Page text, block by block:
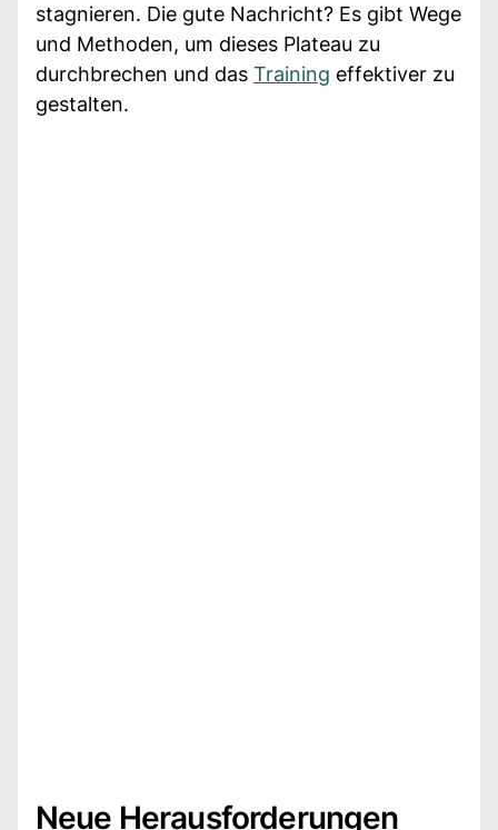
stagnieren. Die gute Nachricht? Es gibt Wege
und Methoden, um dieses Plateau zu
durchbrechen und das Training effektiver zu
gestalten.
Neue Herausforderungen